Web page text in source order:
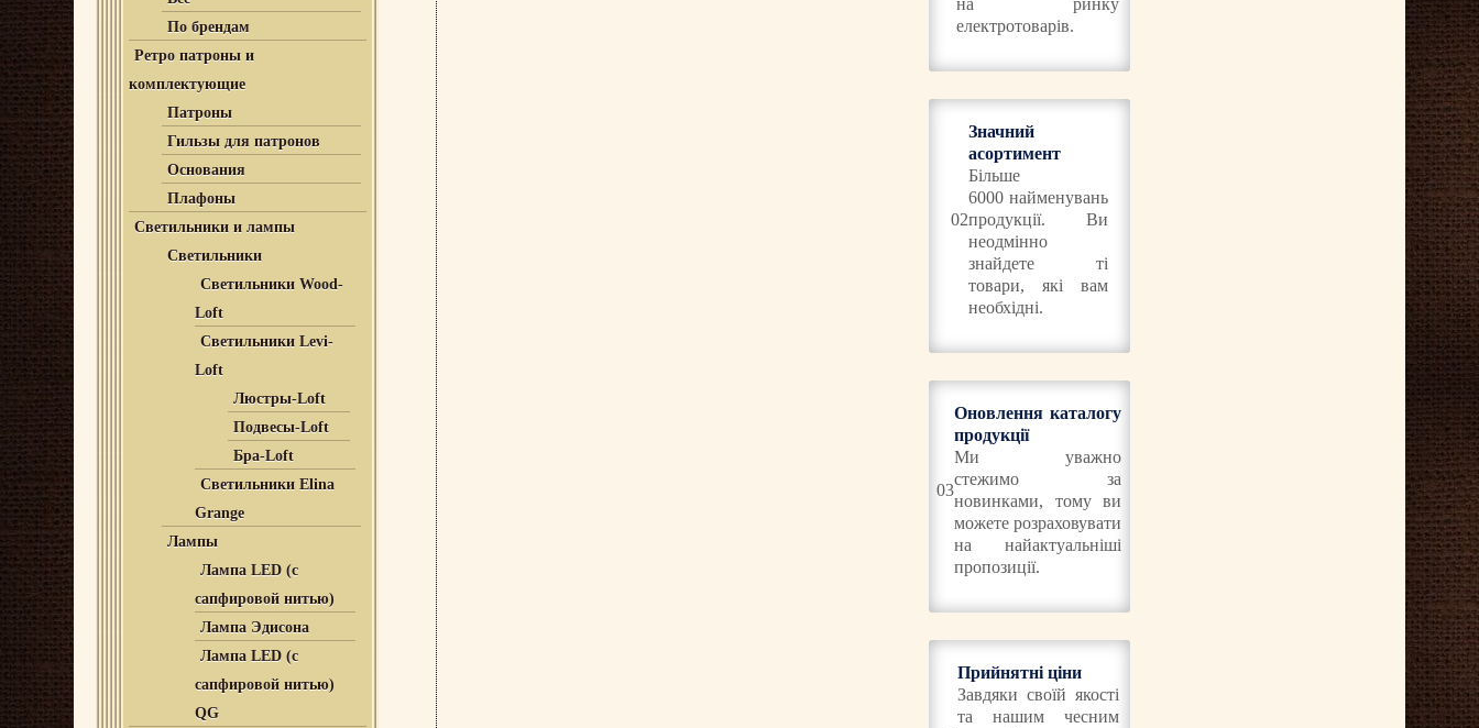
По брендам
Ретро патроны и
комплектующие
Патроны
Гильзы для патронов
Основания
Плафоны
Светильники и лампы
Светильники
Светильники Wood-
Loft
Светильники Levi-
Loft
Люстры-Loft
Подвесы-Loft
Бра-Loft
Светильники Elina
Grange
Лампы
Лампа LED (с
сапфировой нитью)
Лампа Эдисона
Лампа LED (с
сапфировой нитью)
QG
на ринку
електротоварів.
02
Значний
асортимент
Більше
6000 найменувань
продукції. Ви
неодмінно
знайдете ті
товари, які вам
необхідні.
03
Оновлення каталогу
продукції
Ми уважно
стежимо за
новинками, тому ви
можете розраховувати
на найактуальніші
пропозиції.
Прийнятні ціни
Завдяки своїй якості
та нашим чесним